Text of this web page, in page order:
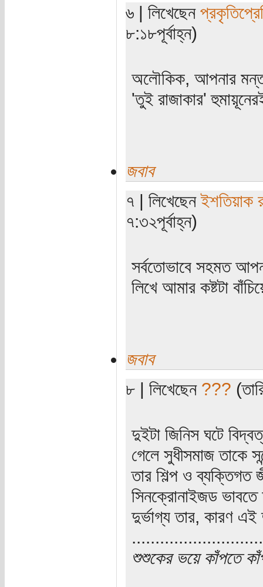
৬ | লিখেছেন
৮:১৮পূর্বাহ্ন)
অলৌকিক, আপনার
'তুই রাজাকার'
জবাব
৭ | লিখেছেনইশতিয়াক
৭:৩২পূর্বাহ্ন)
সর্বতোভাবে সহমত
লিখে আমার কষ্টটা
জবাব
৮ | লিখেছেন ???
দুইটা জিনিস ঘটে
গেলে সুধীসমাজ তাকে
তার শিল্প ও ব্যক্তিগত
সিনক্রোনাইজড
দুর্ভাগ্য তার, কারণ এই
শুশুকের ভয়ে কাঁপতে